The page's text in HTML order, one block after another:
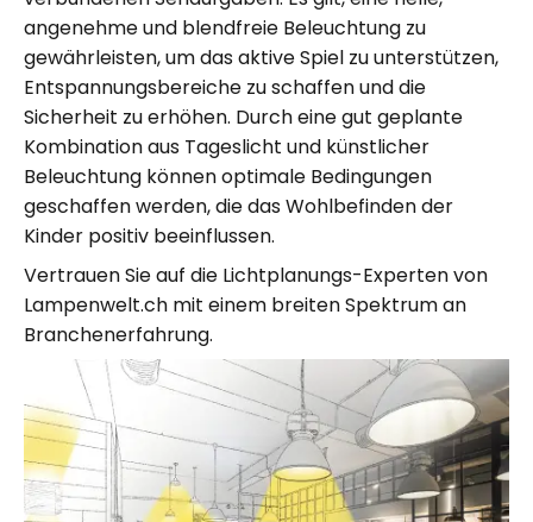
angenehme und blendfreie Beleuchtung zu
gewährleisten, um das aktive Spiel zu unterstützen,
Entspannungsbereiche zu schaffen und die
Sicherheit zu erhöhen. Durch eine gut geplante
Kombination aus Tageslicht und künstlicher
Beleuchtung können optimale Bedingungen
geschaffen werden, die das Wohlbefinden der
Kinder positiv beeinflussen.
Vertrauen Sie auf die Lichtplanungs-Experten von
Lampenwelt.ch mit einem breiten Spektrum an
Branchenerfahrung.